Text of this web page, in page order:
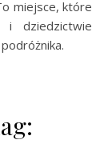
miejsce, które
dziedzictwie